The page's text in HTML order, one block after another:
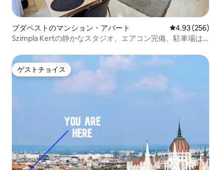
ブダペストのマンション・アパート レビュー256
4.93 (256)
Szimpla Kertの静かなスタジオ、エアコン完備、駐車場は
ゲストチョイス
ゲストチョイス